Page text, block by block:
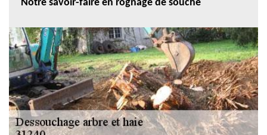
Notre savoir-faire en rognage de souche